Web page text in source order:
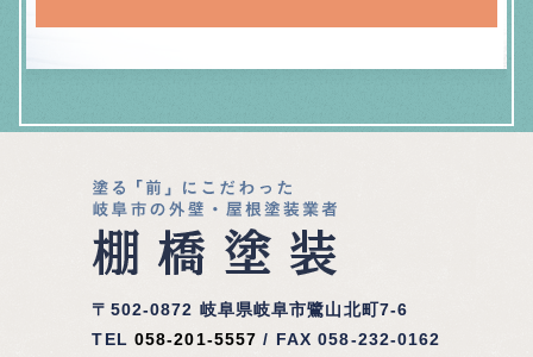
〒502-0872 岐阜県岐阜市鷺山北町7-6
TEL 058-201-5557 / FAX 058-232-0162